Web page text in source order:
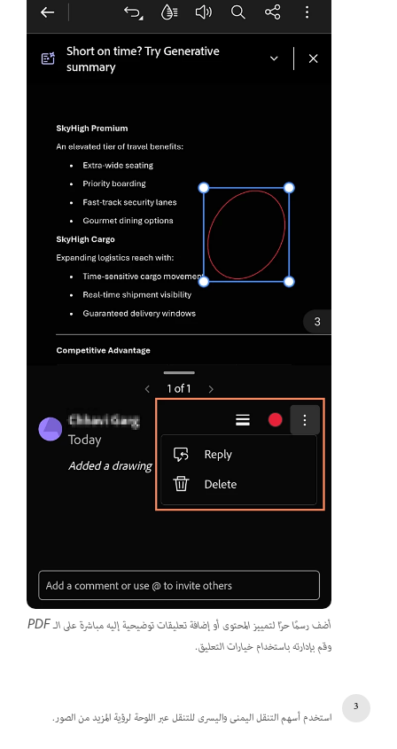
أضف رسمًا حرًا لتمييز المحتوى أو إضافة تعليقات توضيحية إليه مباشرة على الـ PDF
وقم بإدارته باستخدام خيارات التعليق.
استخدم أسهم التنقل اليمنى واليسرى للتنقل عبر اللوحة لرؤية المزيد من الصور.